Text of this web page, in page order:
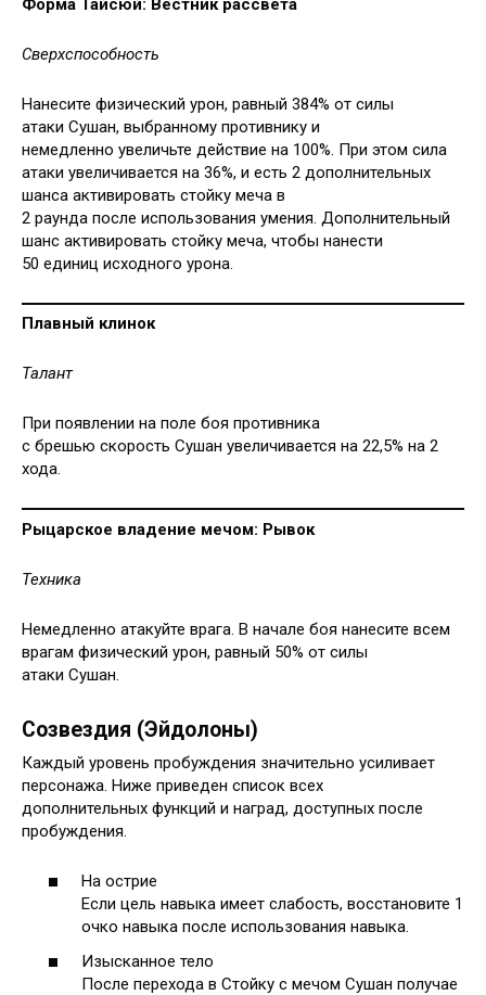
Форма Тайсюй: Вестник рассвета
Сверхспособность
Нанесите физический урон, равный 384% от силы
атаки Сушан, выбранному противнику и
немедленно увеличьте действие на 100%. При этом сила
атаки увеличивается на 36%, и есть 2 дополнительных
шанса активировать стойку меча в
2 раунда после использования умения. Дополнительный
шанс активировать стойку меча, чтобы нанести
50 единиц исходного урона.
Плавный клинок
Талант
При появлении на поле боя противника
с брешью скорость Сушан увеличивается на 22,5% на 2
хода.
Рыцарское владение мечом: Рывок
Техника
Немедленно атакуйте врага. В начале боя нанесите всем
врагам физический урон, равный 50% от силы
атаки Сушан.
Созвездия (Эйдолоны)
Каждый уровень пробуждения значительно усиливает
персонажа. Ниже приведен список всех
дополнительных функций и наград, доступных после
пробуждения.
На острие
Если цель навыка имеет слабость, восстановите 1
очко навыка после использования навыка.
Изысканное тело
После перехода в Стойку с мечом Сушан получае